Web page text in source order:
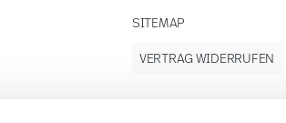
SITEMAP
VERTRAG WIDERRUFEN